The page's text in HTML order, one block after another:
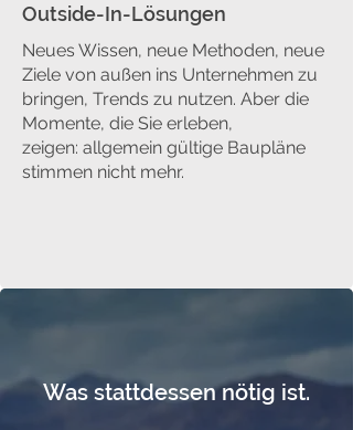
Outside-In-Lösungen
Neues Wissen, neue Methoden, neue
Ziele von außen ins Unternehmen zu
bringen, Trends zu nutzen. Aber die
Momente, die Sie erleben,
zeigen: allgemein gültige Baupläne
stimmen nicht mehr.
Was stattdessen nötig ist.